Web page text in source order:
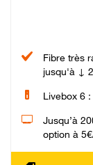
Fibre très
jusqu'à ↓
Livebox 6 :
Jusqu’à
option à